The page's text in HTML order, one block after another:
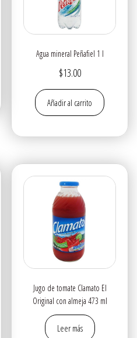
Agua mineral Peñafiel 1 l
$13.00
Añadir al carrito
Jugo de tomate Clamato El
Original con almeja 473 ml
Leer más